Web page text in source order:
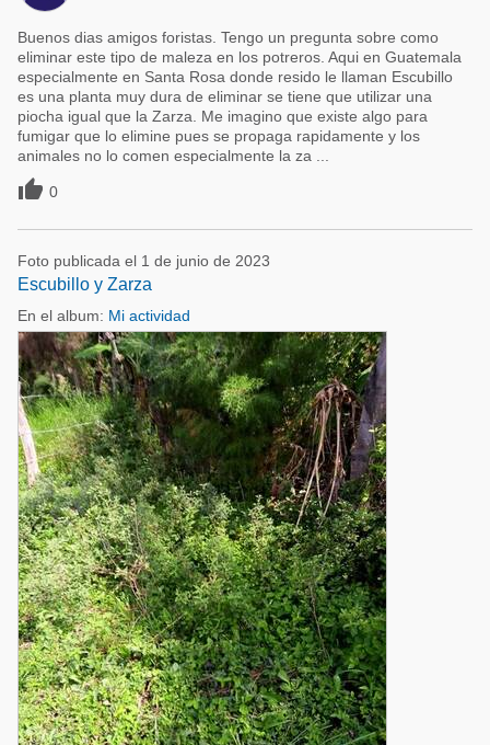
Buenos dias amigos foristas. Tengo un pregunta sobre como
eliminar este tipo de maleza en los potreros. Aqui en Guatemala
especialmente en Santa Rosa donde resido le llaman Escubillo
es una planta muy dura de eliminar se tiene que utilizar una
piocha igual que la Zarza. Me imagino que existe algo para
fumigar que lo elimine pues se propaga rapidamente y los
animales no lo comen especialmente la za ...
 0
Foto publicada el 1 de junio de 2023
Escubillo y Zarza
En el album: Mi actividad